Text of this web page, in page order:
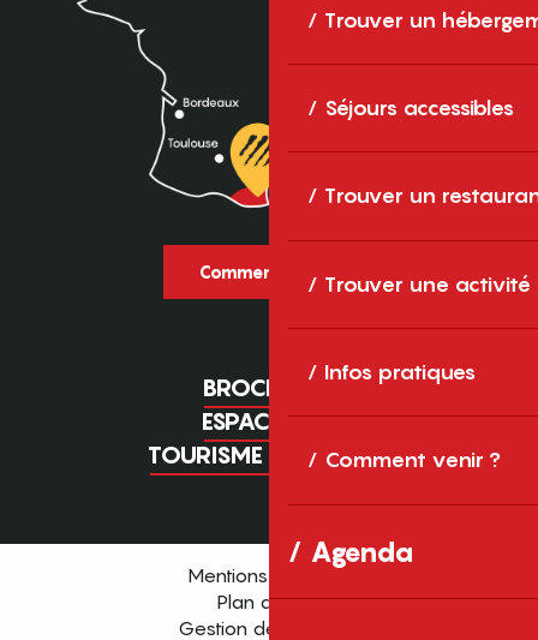
Trouver un
Séjours accessibles
Trouver un
Trouver une activité
Infos pratiques
Comment venir ?
Agenda
Comment venir ?
BROCHURES
ESPACE PRO
TOURISME D'AFFAIRES
Mentions légales
Plan du site
Gestion des cookies